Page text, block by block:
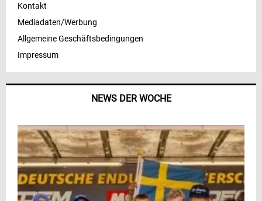
NEWS DER WOCHE
Kontakt
Mediadaten/Werbung
Allgemeine Geschäftsbedingungen
Impressum